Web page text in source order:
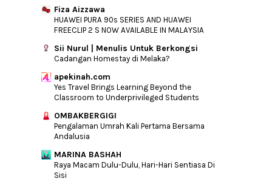
Fiza Aizzawa
HUAWEI PURA 90s SERIES AND HUAWEI
FREECLIP 2 S NOW AVAILABLE IN MALAYSIA
Sii Nurul | Menulis Untuk Berkongsi
Cadangan Homestay di Melaka?
apekinah.com
Yes Travel Brings Learning Beyond the
Classroom to Underprivileged Students
OMBAKBERGIGI
Pengalaman Umrah Kali Pertama Bersama
Andalusia
MARINA BASHAH
Raya Macam Dulu-Dulu, Hari-Hari Sentiasa Di
Sisi